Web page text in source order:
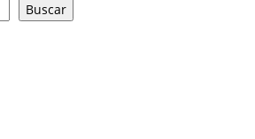
Buscar